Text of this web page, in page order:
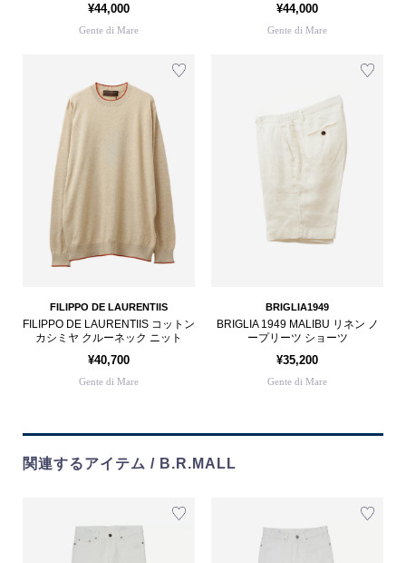
¥44,000
Gente di Mare
¥44,000
Gente di Mare
FILIPPO DE LAURENTIIS
FILIPPO DE LAURENTIIS コットン
カシミヤ クルーネック ニット
¥40,700
Gente di Mare
BRIGLIA1949
BRIGLIA 1949 MALIBU リネン ノ
ープリーツ ショーツ
¥35,200
Gente di Mare
関連するアイテム / B.R.MALL